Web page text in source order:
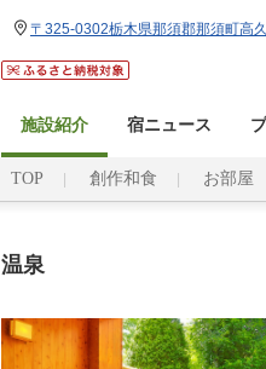
〒325-0302栃木県那須郡那須町高
施設紹介 宿ニュース
TOP 創作和食 お部屋
温泉